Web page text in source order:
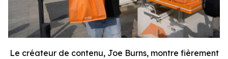
Le créateur de contenu, Joe Burns, montre fièrement